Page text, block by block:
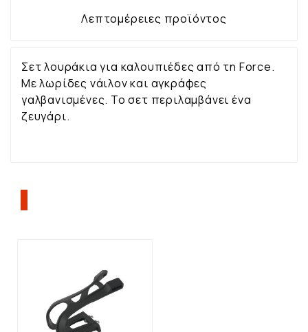
Λεπτομέρειες προϊόντος
Σετ λουράκια για καλουπιέδες από τη Force.
Με λωρίδες νάιλον και αγκράφες
γαλβανισμένες. Το σετ περιλαμβάνει ένα
ζευγάρι.